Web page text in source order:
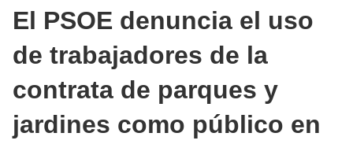
El PSOE denuncia el uso
de trabajadores de la
contrata de parques y
jardines como público en